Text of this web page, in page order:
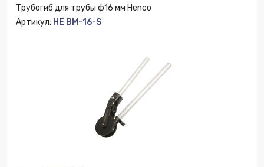
Трубогиб для трубы ф16 мм Henco
Артикул: HE BM-16-S